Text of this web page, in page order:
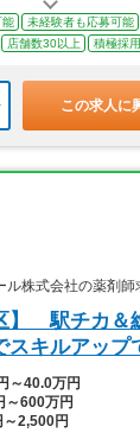
能 未経験者も応募可能
店舗数30以上 積極採
この求人に
株式会社の薬剤師
】 駅チカ＆
キルアップ
～40.0万円
～600万円
～2,500円